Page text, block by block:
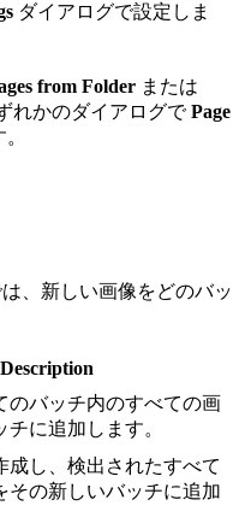
ダイアログで設定しま
from Folder または
れかのダイアログでPage
、新しい画像をどのバッ
Description
のバッチ内のすべての画
に追加します。
成し、検出されたすべて
その新しいバッチに追加